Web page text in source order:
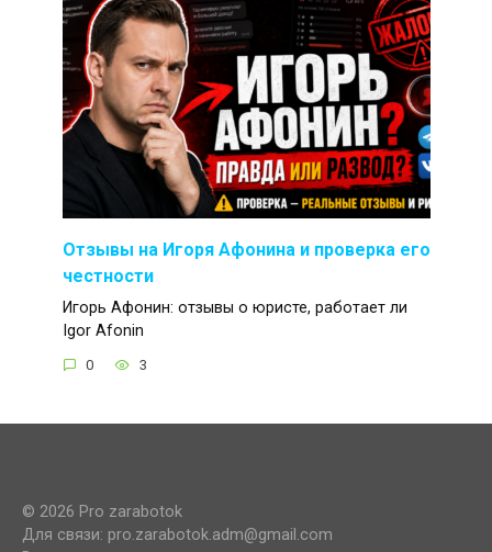
Отзывы на Игоря Афонина и проверка его
честности
Игорь Афонин: отзывы о юристе, работает ли
Igor Afonin
0 3
© 2026 Pro zarabotok
Для связи: pro.zarabotok.adm@gmail.com